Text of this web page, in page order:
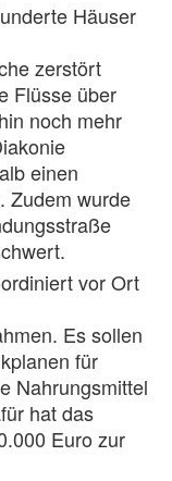
Häuser
zerstört
Flüsse über
noch mehr
einen
Zudem wurde
vor Ort
Es sollen
für
Nahrungsmittel
hat das
Euro zur